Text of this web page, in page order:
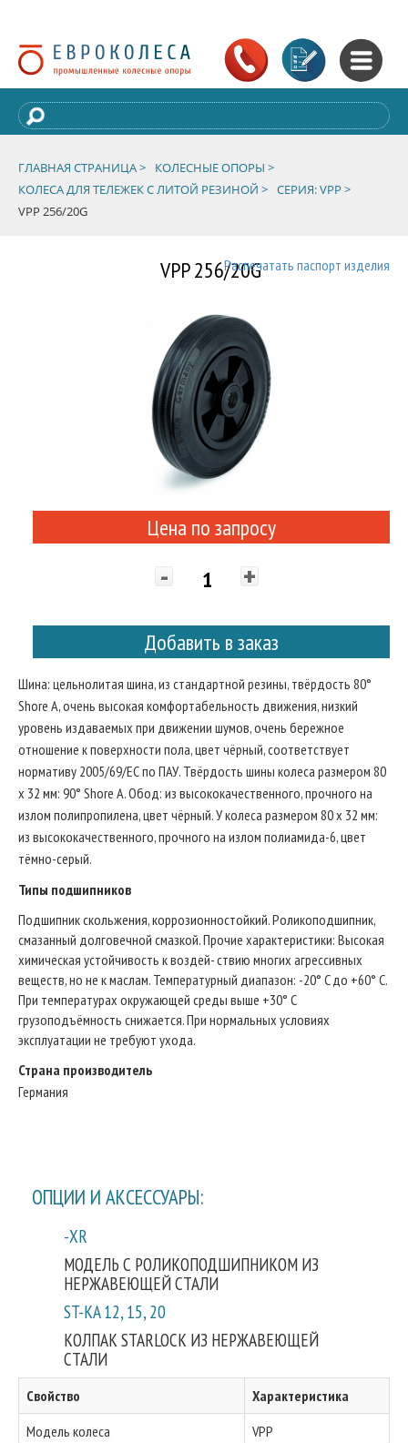
ГЛАВНАЯ СТРАНИЦА >
КОЛЕСНЫЕ ОПОРЫ >
КОЛЕСА ДЛЯ ТЕЛЕЖЕК С ЛИТОЙ РЕЗИНОЙ > СЕРИЯ: VPP >
VPP 256/20G
VPP 256/20GРаспечатать паспорт изделия
Цена по запросу
- +
Добавить в заказ
Шина: цельнолитая шина, из стандартной резины, твёрдость 80°
Shore A, очень высокая комфортабельность движения, низкий
уровень издаваемых при движении шумов, очень бережное
отношение к поверхности пола, цвет чёрный, соответствует
нормативу 2005/69/ЕС по ПАУ. Твёрдость шины колеса размером 80
x 32 мм: 90° Shore A. Обод: из высококачественного, прочного на
излом полипропилена, цвет чёрный. У колеса размером 80 x 32 мм:
из высококачественного, прочного на излом полиамида-6, цвет
тёмно-серый.
Типы подшипников
Подшипник скольжения, коррозионностойкий. Роликоподшипник,
смазанный долговечной смазкой. Прочие характеристики: Высокая
химическая устойчивость к воздей- ствию многих агрессивных
веществ, но не к маслам. Температурный диапазон: -20° C до +60° C.
При температурах окружающей среды выше +30° C
грузоподъёмность снижается. При нормальных условиях
эксплуатации не требуют ухода.
Страна производитель
Германия
ОПЦИИ И АКСЕССУАРЫ:
-XR
МОДЕЛЬ С РОЛИКОПОДШИПНИКОМ ИЗ
НЕРЖАВЕЮЩЕЙ СТАЛИ
ST-KA 12, 15, 20
КОЛПАК STARLOCK ИЗ НЕРЖАВЕЮЩЕЙ
СТАЛИ
Свойство
Характеристика
Модель колеса
VPP